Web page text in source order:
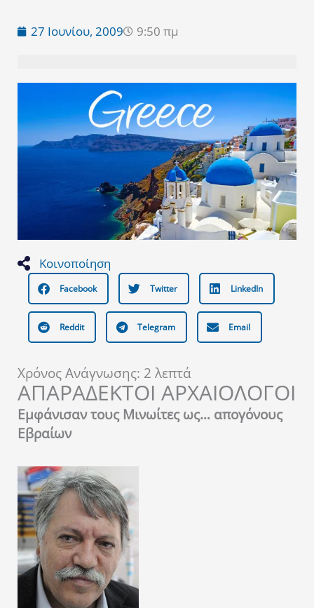
27 Ιουνίου, 2009 9:50 πμ
Κοινοποίηση
Facebook Twitter LinkedIn
Reddit Telegram Email
Χρόνος Ανάγνωσης: 2 λεπτά
ΑΠΑΡΑΔΕΚΤΟΙ ΑΡΧΑΙΟΛΟΓΟΙ
Εμφάνισαν τους Μινωίτες ως… απογόνους
Εβραίων